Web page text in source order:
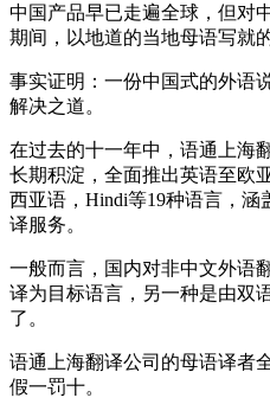
中国产品早已走遍全球，但对
期间，以地道的当地母语写就
事实证明：一份中国式的外语
解决之道。
在过去的十一年中，语通上海
长期积淀，全面推出英语至欧
西亚语，Hindi等19种语言，
译服务。
一般而言，国内对非中文外语
译为目标语言，另一种是由双
了。
语通上海翻译公司的母语译者
假一罚十。